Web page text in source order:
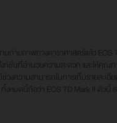
ายภาพทางดาราศาสตร์แล้ว EOS
นที่อำนวยความสะดวก และให้คุ
ความสามารถในการเก็บรายละเอี
ทั้งหมดนี้ถือว่า EOS 7D Mark II ตั